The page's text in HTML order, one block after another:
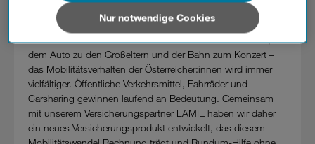
Mindestvertragslaufzeit abschließbar.
Drei CCO Günter Lischka: "Mit dem Fahrrad zur Arbeit,
dem Auto zu den Großeltern und der Bahn zum Konzert –
das Mobilitätsverhalten der Österreicher:innen wird immer
vielfältiger. Öffentliche Verkehrsmittel, Fahrräder und
Carsharing gewinnen laufend an Bedeutung. Gemeinsam
mit unserem Versicherungspartner LAMIE haben wir daher
ein neues Versicherungsprodukt entwickelt, das diesem
außerhalb der europäischen Union (z.B. in den USA)
verarbeiten. Sie unterliegen keinem EU-konformen
Datenschutzniveau und es stehen keine wirksamen
Rechtsbehelfe zur Verfügung.
Cookies von Unternehmen in Drittstaaten, die ein ähnliches
Datenschutzniveau wie in der Europäischen Union aufweisen
(z.B. Data Privacy Framework), werden wie europäische
Unternehmen behandelt.
Nur notwendige Cookies